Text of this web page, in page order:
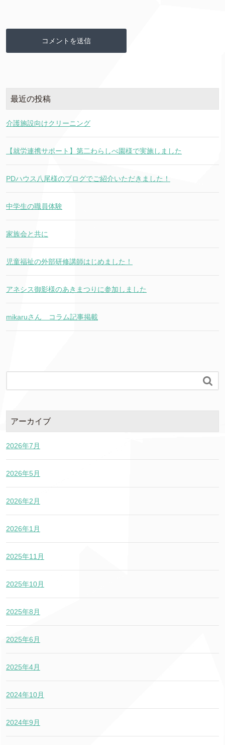
最近の投稿
介護施設向けクリーニング
【就労連携サポート】第二わらしべ園様で実施しました
PDハウス八尾様のブログでご紹介いただきました！
中学生の職員体験
家族会と共に
児童福祉の外部研修講師はじめました！
アネシス御影様のあきまつりに参加しました
mikaruさん コラム記事掲載

アーカイブ
2026年7月
2026年5月
2026年2月
2026年1月
2025年11月
2025年10月
2025年8月
2025年6月
2025年4月
2024年10月
2024年9月